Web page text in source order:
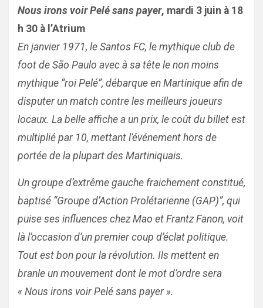
Nous irons voir Pelé sans payer, mardi 3 juin à 18
h 30 à l’Atrium
En janvier 1971, le Santos FC, le mythique club de
foot de São Paulo avec à sa tête le non moins
mythique “roi Pelé”, débarque en Martinique afin de
disputer un match contre les meilleurs joueurs
locaux. La belle affiche a un prix, le coût du billet est
multiplié par 10, mettant l’événement hors de
portée de la plupart des Martiniquais.
Un groupe d’extrême gauche fraichement constitué,
baptisé “Groupe d’Action Prolétarienne (GAP)”, qui
puise ses influences chez Mao et Frantz Fanon, voit
là l’occasion d’un premier coup d’éclat politique.
Tout est bon pour la révolution. Ils mettent en
branle un mouvement dont le mot d’ordre sera
« Nous irons voir Pelé sans payer ».